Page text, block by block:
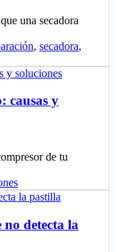
una secadora
, secadora,
causas y
de tu
detecta la